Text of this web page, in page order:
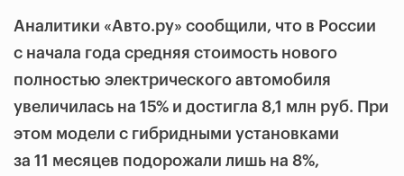
Аналитики «Авто.ру» сообщили, что в России
с начала года средняя стоимость нового
полностью электрического автомобиля
увеличилась на 15% и достигла 8,1 млн руб. При
этом модели с гибридными установками
за 11 месяцев подорожали лишь на 8%,